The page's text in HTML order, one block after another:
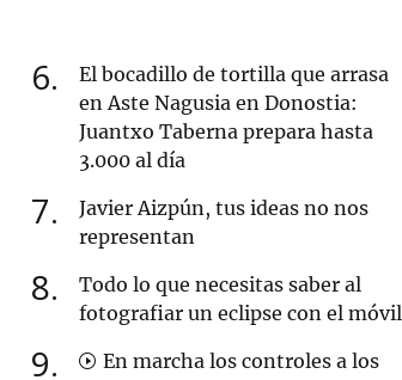
6
El bocadillo de tortilla que arrasa
en Aste Nagusia en Donostia:
Juantxo Taberna prepara hasta
3.000 al día
7
Javier Aizpún, tus ideas no nos
representan
8
Todo lo que necesitas saber al
fotografiar un eclipse con el móvil
9
En marcha los controles a los